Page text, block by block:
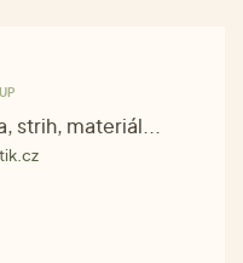
strih, materiál...